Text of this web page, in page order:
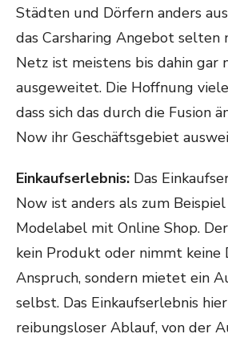
Städten und Dörfern anders
das Carsharing Angebot selten
Netz ist meistens bis dahin gar
ausgeweitet. Die Hoffnung
dass sich das durch die Fusion
Now ihr Geschäftsgebiet
Einkaufserlebnis: Das
Now ist anders als zum
Modelabel mit Online Shop.
kein Produkt oder nimmt keine
Anspruch, sondern mietet ein
selbst. Das Einkaufserlebnis
reibungsloser Ablauf, von der